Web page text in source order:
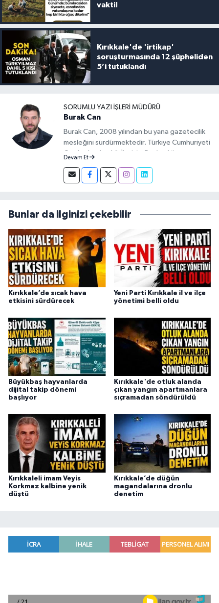
vakti!
Kırıkkale'de 'irtikap'
soruşturmasında 12 şüpheliden
5’i tutuklandı
SORUMLU YAZI İŞLERI MÜDÜRÜ
Burak Can
Burak Can, 2008 yılından bu yana gazetecilik
mesleğini sürdürmektedir. Türkiye Cumhuriyeti
Cumhurbaşkanlığı İletişim Başkanlığı
2026 yılları arasında Demirören Haber Ajansı
(DHA) Kırıkkale Muhabiri olarak görev yapan
olarak sürdürmektedir.
Devam Et
Bunlar da ilginizi çekebilir
Kırıkkale’de sıcak hava
etkisini sürdürecek
Yeni Parti Kırıkkale il ve ilçe
yönetimi belli oldu
Büyükbaş hayvanlarda
dijital takip dönemi
başlıyor
Kırıkkale'de otluk alanda
çıkan yangın apartmanlara
sıçramadan söndürüldü
Kırıkkaleli imam Veyis
Korkmaz kalbine yenik
düştü
Kırıkkale’de düğün
magandalarına dronlu
denetim